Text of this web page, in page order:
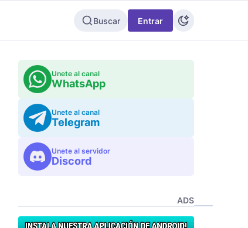
Buscar Entrar
Unete al canal
WhatsApp
Unete al canal
Telegram
Unete al servidor
Discord
ADS